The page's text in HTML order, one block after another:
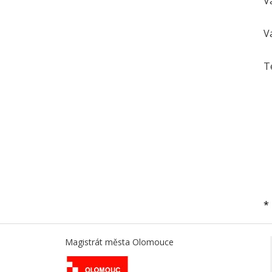
*
Magistrát města Olomouce